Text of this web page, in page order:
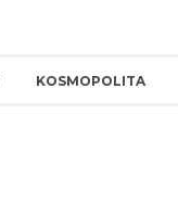
KOSMOPOLITA